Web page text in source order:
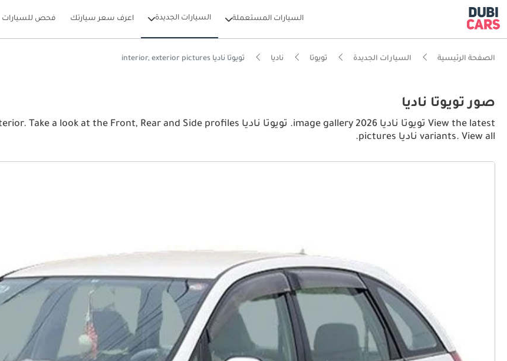
السيارات المستعملة السيارات الجديدة اعرف سعر سيارتك فحص للسيارات
الصفحة الرئيسية السيارات الجديدة تويوتا ناديا تويوتا ناديا interior, exterior pictures
صور تويوتا ناديا
variants. View all ناديا pictures.